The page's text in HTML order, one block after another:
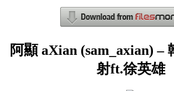
阿顯 aXian (sam_axian) –
射ft.徐英雄